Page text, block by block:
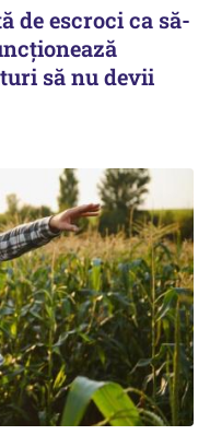
de escroci ca să-
să nu devii